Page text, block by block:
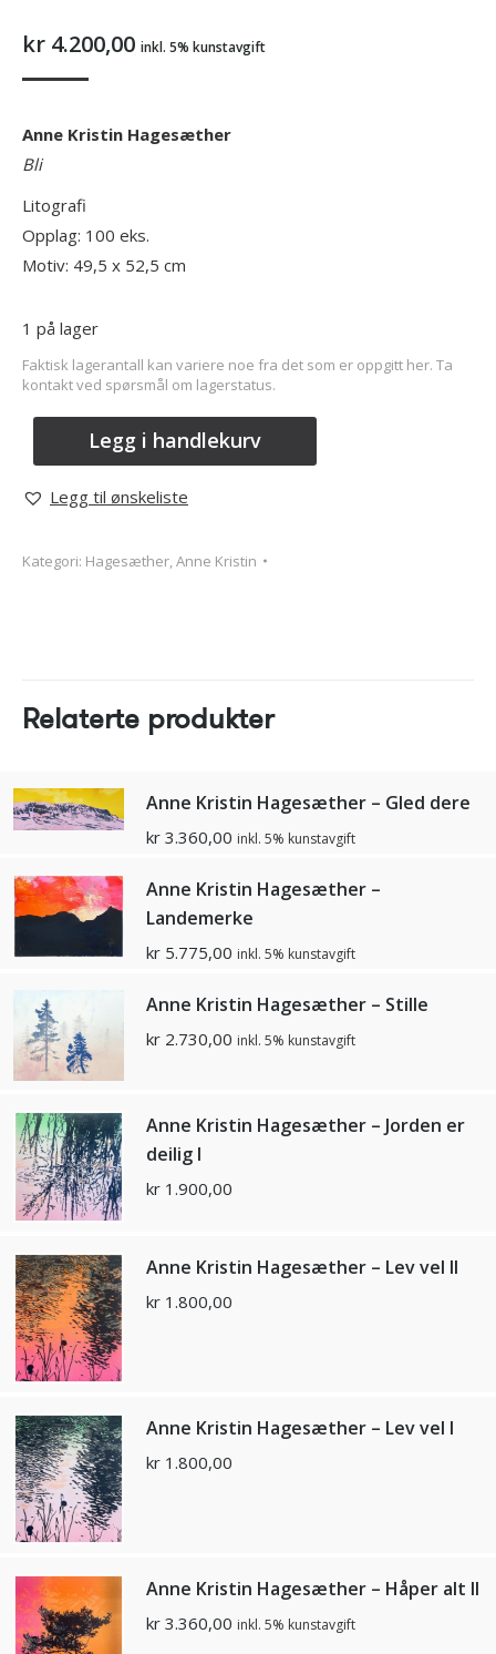
kr 4.200,00 inkl. 5% kunstavgift
Anne Kristin Hagesæther
Bli
Litografi
Opplag: 100 eks.
Motiv: 49,5 x 52,5 cm
1 på lager
Faktisk lagerantall kan variere noe fra det som er oppgitt her. Ta
kontakt ved spørsmål om lagerstatus.
Legg i handlekurv
Legg til ønskeliste
Kategori: Hagesæther, Anne Kristin
Relaterte produkter
Anne Kristin Hagesæther – Gled dere
kr 3.360,00 inkl. 5% kunstavgift
Anne Kristin Hagesæther –
Landemerke
kr 5.775,00 inkl. 5% kunstavgift
Anne Kristin Hagesæther – Stille
kr 2.730,00 inkl. 5% kunstavgift
Anne Kristin Hagesæther – Jorden er
deilig I
kr 1.900,00
Anne Kristin Hagesæther – Lev vel II
kr 1.800,00
Anne Kristin Hagesæther – Lev vel I
kr 1.800,00
Anne Kristin Hagesæther – Håper alt II
kr 3.360,00 inkl. 5% kunstavgift